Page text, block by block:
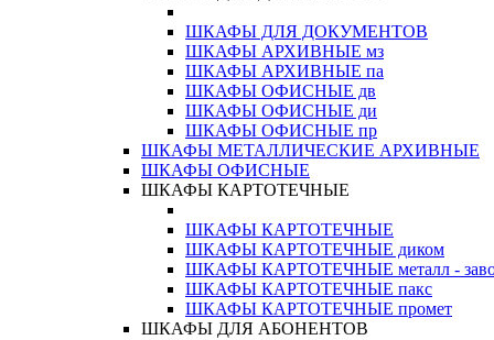
ШКАФЫ ДЛЯ ДОКУМЕНТОВ
ШКАФЫ АРХИВНЫЕ мз
ШКАФЫ АРХИВНЫЕ па
ШКАФЫ ОФИСНЫЕ дв
ШКАФЫ ОФИСНЫЕ ди
ШКАФЫ ОФИСНЫЕ пр
ШКАФЫ МЕТАЛЛИЧЕСКИЕ АРХИВНЫЕ
ШКАФЫ ОФИСНЫЕ
ШКАФЫ КАРТОТЕЧНЫЕ
ШКАФЫ КАРТОТЕЧНЫЕ
ШКАФЫ КАРТОТЕЧНЫЕ диком
ШКАФЫ КАРТОТЕЧНЫЕ металл -
ШКАФЫ КАРТОТЕЧНЫЕ пакс
ШКАФЫ КАРТОТЕЧНЫЕ промет
ШКАФЫ ДЛЯ АБОНЕНТОВ